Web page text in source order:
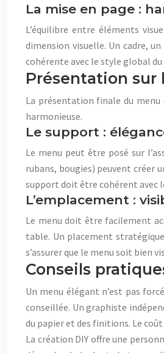
La mise en page :
L’équilibre entre éléments
dimension visuelle. Un cadre,
cohérente avec le style global
Présentation sur
La présentation finale du
harmonieuse.
Le support :
Le menu peut être posé sur
rubans, bougies) peuvent créer
support doit être cohérent avec
L’emplacement :
Le menu doit être facilement
table. Un placement
s’assurer que le menu soit bien
Conseils
Un menu élégant n’est pas
conseillée. Un graphiste
du papier et des finitions. Le
La création DIY offre une